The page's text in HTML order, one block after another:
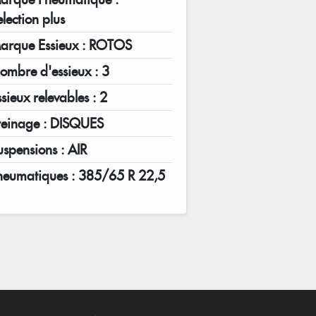
plus
Essieux : ROTOS
d'essieux : 3
relevables : 2
: DISQUES
: AIR
: 385/65 R 22,5